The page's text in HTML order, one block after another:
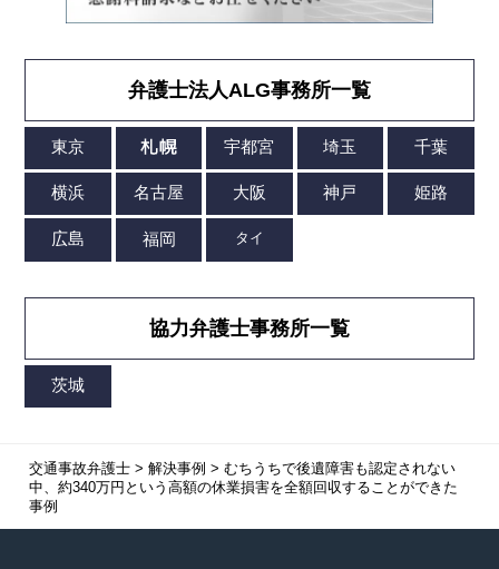
弁護士法人ALG事務所一覧
協力弁護士事務所一覧
交通事故弁護士> 解決事例 > むちうちで後遺障害も認定されない
中、約340万円という高額の休業損害を全額回収することができた
事例